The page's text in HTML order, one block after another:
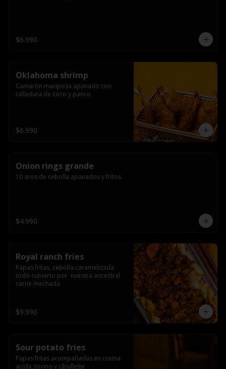
$6.990
Oklahoma shrimp
Camarón mariposa apanado con
ralladura de coco y panco
$6.990
Onion rings grande
10 aros de cebolla apanados y fritos
$4.990
Royal ranch fries
Papas fritas, cebolla caramelizada
todo cubierto por  nuestra ancestral
carne mechada
$9.990
Sour potato fries
Papas fritas acompañadas en crema
acida, tocino y cibullette